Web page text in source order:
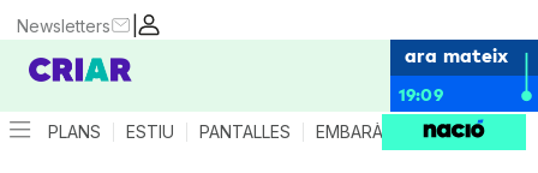
|
Newsletters
ara mateix
19:09
PLANS ESTIU PANTALLES EMBARÀS CRIANÇA